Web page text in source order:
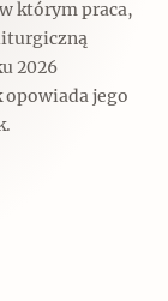
puder z
którym praca,
2026
opowiada jego